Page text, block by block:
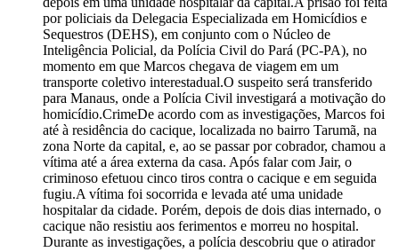
por policiais da Delegacia Especializada em Homicídios e
Sequestros (DEHS), em conjunto com o Núcleo de
Inteligência Policial, da Polícia Civil do Pará (PC-PA), no
momento em que Marcos chegava de viagem em um
transporte coletivo interestadual.O suspeito será transferido
para Manaus, onde a Polícia Civil investigará a motivação do
homicídio.CrimeDe acordo com as investigações, Marcos foi
até à residência do cacique, localizada no bairro Tarumã, na
zona Norte da capital, e, ao se passar por cobrador, chamou a
vítima até a área externa da casa. Após falar com Jair, o
criminoso efetuou cinco tiros contra o cacique e em seguida
fugiu.A vítima foi socorrida e levada até uma unidade
hospitalar da cidade. Porém, depois de dois dias internado, o
cacique não resistiu aos ferimentos e morreu no hospital.
Durante as investigações, a polícia descobriu que o atirador